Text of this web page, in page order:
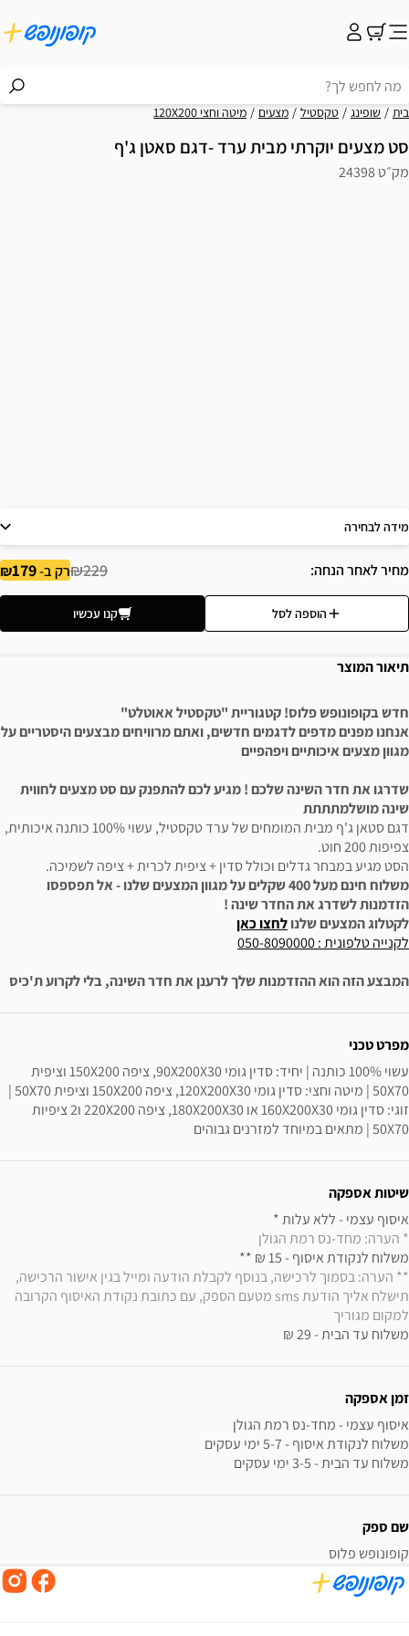
בית שופינג טקסטיל מצעים מיטה וחצי 120X200
סט מצעים יוקרתי מבית ערד -דגם סאטן ג'ף
מק״ט 24398
מידה לבחירה
מחיר לאחר הנחה ₪229רק ב-179
הוספה לסל קנו עכשיו
תיאור המוצר
חדש בקופונופש פלוס! קטגוריית "טקסטיל אאוטלט"
אנחנו מפנים מדפים לדגמים חדשים, ואתם מרוויחים מבצעים היסטריים על
מגוון מצעים איכותיים ויפהפיים
שדרגו את חדר השינה שלכם ! מגיע לכם להתפנק עם סט מצעים לחווית
שינה מושלמתתתת
דגם סטאן ג'ף מבית המומחים של ערד טקסטיל, עשוי 100% כותנה איכותית,
צפיפות 200 חוט.
הסט מגיע במבחר גדלים וכולל סדין + ציפית לכרית + ציפה לשמיכה.
משלוח חינם מעל 400 שקלים על מגוון המצעים שלנו - אל תפספסו
הזדמנות לשדרג את החדר שינה !
לקטלוג המצעים שלנולחצו כאן
לקנייה טלפונית : 050-8090000
המבצע הזה הוא ההזדמנות שלך לרענן את חדר השינה, בלי לקרוע ת'כיס
מפרט טכני
50X70 | מתאים במיוחד למזרנים גבוהים
שיטות אספקה
איסוף עצמי - ללא עלות *
* הערה: מחד-נס רמת הגולן
משלוח לנקודת איסוף - 15 ₪ **
למקום מגוריך
משלוח עד הבית - 29 ₪
זמן אספקה
משלוח עד הבית - 3-5 ימי עסקים
שם ספק
קופונופש פלוס